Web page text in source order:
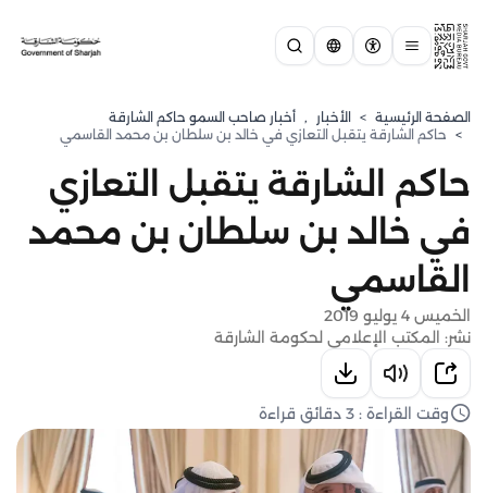
الصفحة الرئيسية > الأخبار , أخبار صاحب السمو حاكم الشارقة
> حاكم الشارقة يتقبل التعازي في خالد بن سلطان بن محمد القاسمي
حاكم الشارقة يتقبل التعازي
في خالد بن سلطان بن محمد
القاسمي
الخميس 4 يوليو 2019
نشر: المكتب الإعلامي لحكومة الشارقة
وقت القراءة : 3 دقائق قراءة